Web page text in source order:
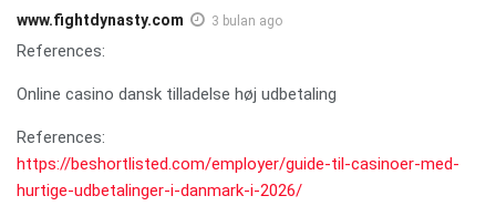
www.fightdynasty.com 3 bulan ago
References:
Online casino dansk tilladelse høj udbetaling
References:
https://beshortlisted.com/employer/guide-til-casinoer-med-
hurtige-udbetalinger-i-danmark-i-2026/